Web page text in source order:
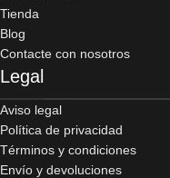
Tienda
Blog
Contacte con nosotros
Legal
Aviso legal
Política de privacidad
Términos y condiciones
Envío y devoluciones